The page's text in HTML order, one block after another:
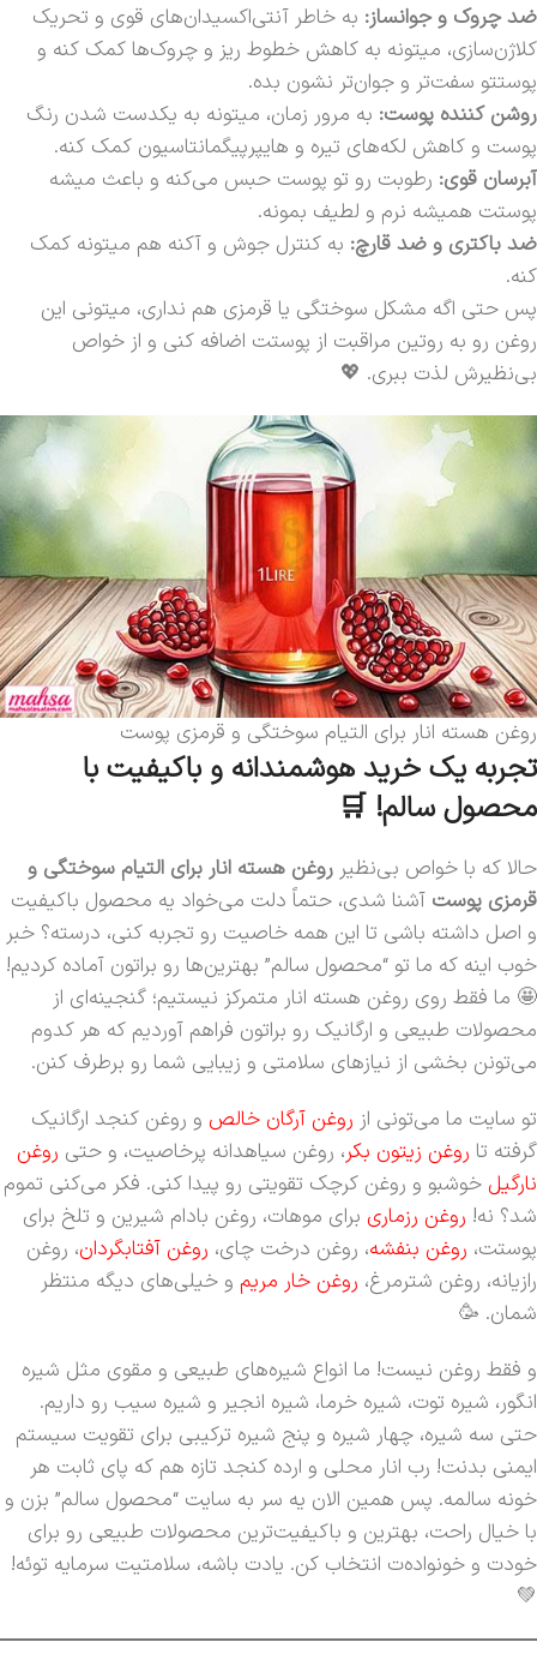
ضد چروک و جوانساز: به خاطر آنتی‌اکسیدان‌های قوی و تحریک
کلاژن‌سازی، میتونه به کاهش خطوط ریز و چروک‌ها کمک کنه و
پوستتو سفت‌تر و جوان‌تر نشون بده.
روشن کننده پوست: به مرور زمان، میتونه به یکدست شدن رنگ
پوست و کاهش لکه‌های تیره و هایپرپیگمانتاسیون کمک کنه.
آبرسان قوی: رطوبت رو تو پوست حبس می‌کنه و باعث میشه
پوستت همیشه نرم و لطیف بمونه.
ضد باکتری و ضد قارچ: به کنترل جوش و آکنه هم میتونه کمک
کنه.
پس حتی اگه مشکل سوختگی یا قرمزی هم نداری، میتونی این
روغن رو به روتین مراقبت از پوستت اضافه کنی و از خواص
بی‌نظیرش لذت ببری. 💖
روغن هسته انار برای التیام سوختگی‌ و قرمزی‌ پوست
تجربه یک خرید هوشمندانه و باکیفیت با
محصول سالم! 🛒
حالا که با خواص بی‌نظیر روغن هسته انار برای التیام سوختگی‌ و
قرمزی‌ پوست آشنا شدی، حتماً دلت می‌خواد یه محصول باکیفیت
و اصل داشته باشی تا این همه خاصیت رو تجربه کنی، درسته؟ خبر
خوب اینه که ما تو “محصول سالم” بهترین‌ها رو براتون آماده کردیم!
🤩 ما فقط روی روغن هسته انار متمرکز نیستیم؛ گنجینه‌ای از
محصولات طبیعی و ارگانیک رو براتون فراهم آوردیم که هر کدوم
می‌تونن بخشی از نیازهای سلامتی و زیبایی شما رو برطرف کنن.
تو سایت ما می‌تونی از روغن آرگان خالص و روغن کنجد ارگانیک
گرفته تا روغن زیتون بکر، روغن سیاهدانه پرخاصیت، و حتی روغن
نارگیل خوشبو و روغن کرچک تقویتی رو پیدا کنی. فکر می‌کنی تموم
شد؟ نه! روغن رزماری برای موهات، روغن بادام شیرین و تلخ برای
پوستت، روغن بنفشه، روغن درخت چای، روغن آفتابگردان، روغن
رازیانه، روغن شترمرغ، روغن خار مریم و خیلی‌های دیگه منتظر
شمان. 🥳
و فقط روغن نیست! ما انواع شیره‌های طبیعی و مقوی مثل شیره
انگور، شیره توت، شیره خرما، شیره انجیر و شیره سیب رو داریم.
حتی سه شیره، چهار شیره و پنج شیره ترکیبی برای تقویت سیستم
ایمنی بدنت! رب انار محلی و ارده کنجد تازه هم که پای ثابت هر
خونه سالمه. پس همین الان یه سر به سایت “محصول سالم” بزن و
با خیال راحت، بهترین و باکیفیت‌ترین محصولات طبیعی رو برای
خودت و خونواده‌ت انتخاب کن. یادت باشه، سلامتیت سرمایه توئه!
💚